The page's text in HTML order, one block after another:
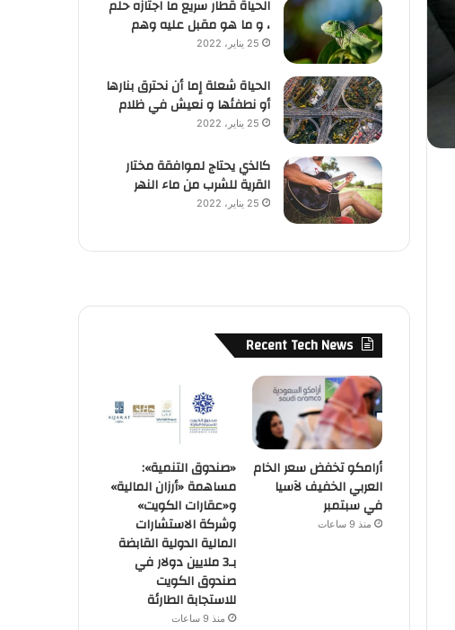
الحياة قطار سريع ما اجتازه حلم
، و ما هو مقبل عليه وهم
25 يناير، 2022
الحياة شعلة إما أن نحترق بنارها
أو نطفئها و نعيش في ظلام
25 يناير، 2022
كالذي يحتاج لموافقة مختار
القرية للشرب من ماء النهر
25 يناير، 2022
Recent Tech News
أرامكو تخفض سعر الخام
العربي الخفيف لآسيا
في سبتمبر
منذ 9 ساعات
«صندوق التنمية»:
مساهمة «أرزان المالية»
و«عقارات الكويت»
وشركة الاستشارات
المالية الدولية القابضة
بـ3 ملايين دولار في
صندوق الكويت
للاستجابة الطارئة
منذ 9 ساعات